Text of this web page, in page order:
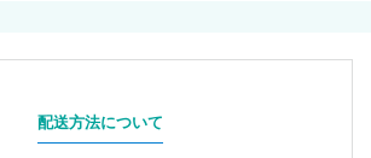
配送方法について